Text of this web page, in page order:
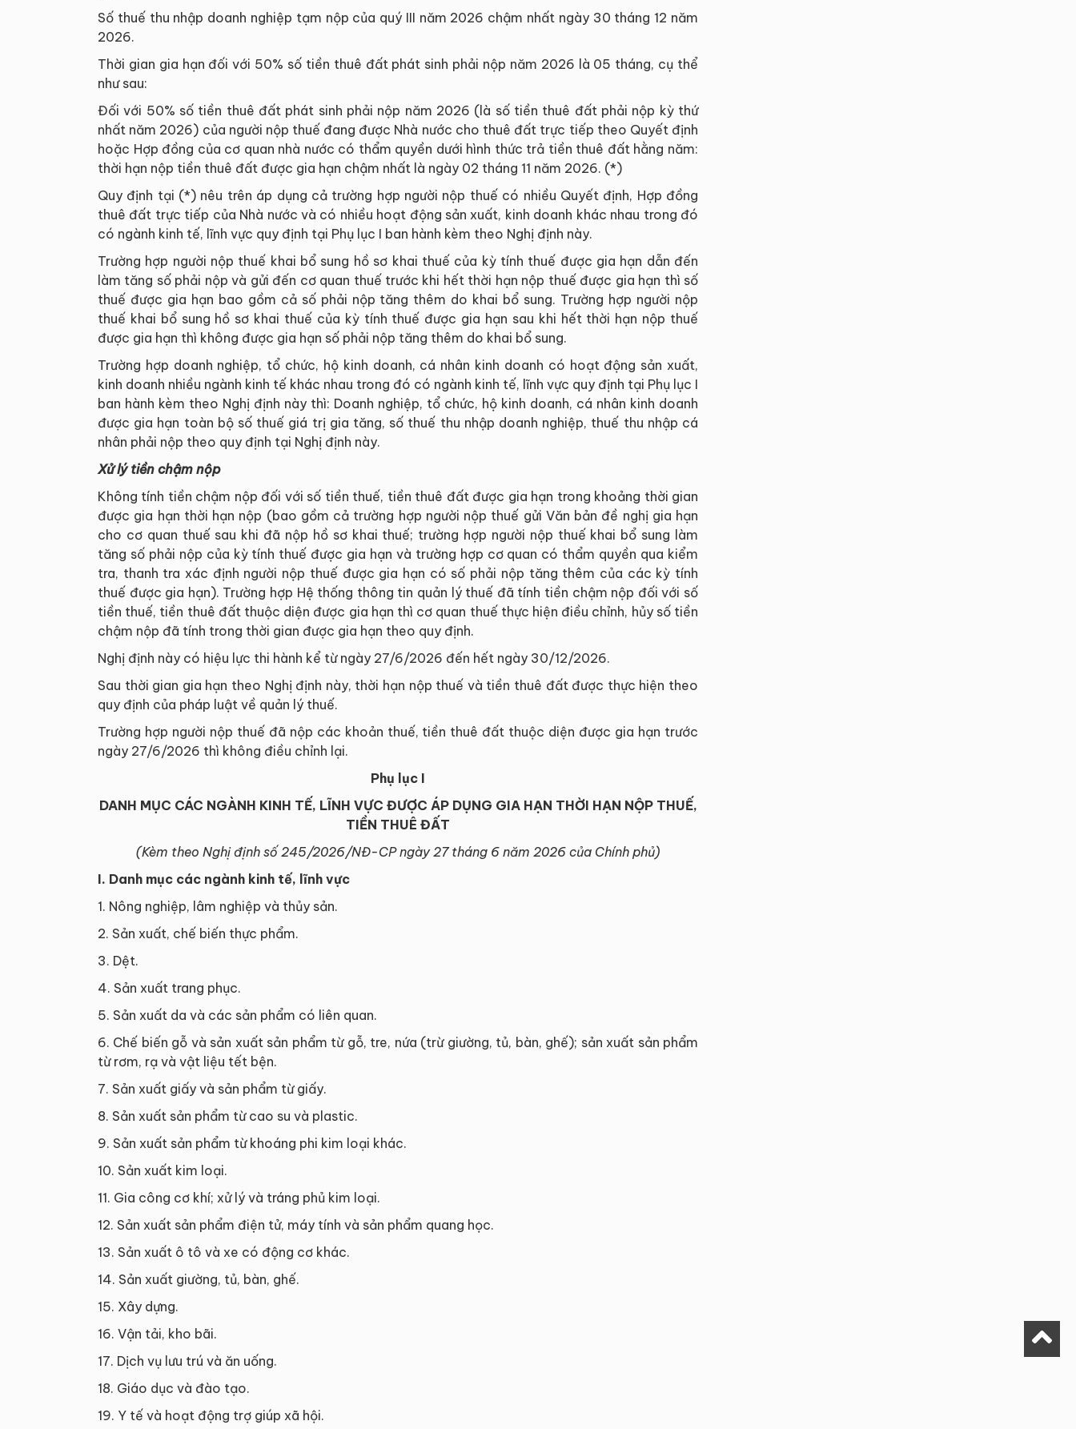
Số thuế thu nhập doanh nghiệp tạm nộp của quý III năm 2026 chậm nhất ngày 30 tháng 12 năm
2026.
Thời gian gia hạn đối với 50% số tiền thuê đất phát sinh phải nộp năm 2026 là 05 tháng, cụ thể
như sau:
Đối với 50% số tiền thuê đất phát sinh phải nộp năm 2026 (là số tiền thuê đất phải nộp kỳ thứ
nhất năm 2026) của người nộp thuế đang được Nhà nước cho thuê đất trực tiếp theo Quyết định
hoặc Hợp đồng của cơ quan nhà nước có thẩm quyền dưới hình thức trả tiền thuê đất hằng năm:
thời hạn nộp tiền thuê đất được gia hạn chậm nhất là ngày 02 tháng 11 năm 2026. (*)
Quy định tại (*) nêu trên áp dụng cả trường hợp người nộp thuế có nhiều Quyết định, Hợp đồng
thuê đất trực tiếp của Nhà nước và có nhiều hoạt động sản xuất, kinh doanh khác nhau trong đó
có ngành kinh tế, lĩnh vực quy định tại Phụ lục I ban hành kèm theo Nghị định này.
Trường hợp người nộp thuế khai bổ sung hồ sơ khai thuế của kỳ tính thuế được gia hạn dẫn đến
làm tăng số phải nộp và gửi đến cơ quan thuế trước khi hết thời hạn nộp thuế được gia hạn thì số
thuế được gia hạn bao gồm cả số phải nộp tăng thêm do khai bổ sung. Trường hợp người nộp
thuế khai bổ sung hồ sơ khai thuế của kỳ tính thuế được gia hạn sau khi hết thời hạn nộp thuế
được gia hạn thì không được gia hạn số phải nộp tăng thêm do khai bổ sung.
Trường hợp doanh nghiệp, tổ chức, hộ kinh doanh, cá nhân kinh doanh có hoạt động sản xuất,
kinh doanh nhiều ngành kinh tế khác nhau trong đó có ngành kinh tế, lĩnh vực quy định tại Phụ lục I
ban hành kèm theo Nghị định này thì: Doanh nghiệp, tổ chức, hộ kinh doanh, cá nhân kinh doanh
được gia hạn toàn bộ số thuế giá trị gia tăng, số thuế thu nhập doanh nghiệp, thuế thu nhập cá
nhân phải nộp theo quy định tại Nghị định này.
Xử lý tiền chậm nộp
Không tính tiền chậm nộp đối với số tiền thuế, tiền thuê đất được gia hạn trong khoảng thời gian
được gia hạn thời hạn nộp (bao gồm cả trường hợp người nộp thuế gửi Văn bản đề nghị gia hạn
cho cơ quan thuế sau khi đã nộp hồ sơ khai thuế; trường hợp người nộp thuế khai bổ sung làm
tăng số phải nộp của kỳ tính thuế được gia hạn và trường hợp cơ quan có thẩm quyền qua kiểm
tra, thanh tra xác định người nộp thuế được gia hạn có số phải nộp tăng thêm của các kỳ tính
thuế được gia hạn). Trường hợp Hệ thống thông tin quản lý thuế đã tính tiền chậm nộp đối với số
tiền thuế, tiền thuê đất thuộc diện được gia hạn thì cơ quan thuế thực hiện điều chỉnh, hủy số tiền
chậm nộp đã tính trong thời gian được gia hạn theo quy định.
Nghị định này có hiệu lực thi hành kể từ ngày 27/6/2026 đến hết ngày 30/12/2026.
Sau thời gian gia hạn theo Nghị định này, thời hạn nộp thuế và tiền thuê đất được thực hiện theo
quy định của pháp luật về quản lý thuế.
Trường hợp người nộp thuế đã nộp các khoản thuế, tiền thuê đất thuộc diện được gia hạn trước
ngày 27/6/2026 thì không điều chỉnh lại.
Phụ lục I
DANH MỤC CÁC NGÀNH KINH TẾ, LĨNH VỰC ĐƯỢC ÁP DỤNG GIA HẠN THỜI HẠN NỘP THUẾ,
TIỀN THUÊ ĐẤT
(Kèm theo Nghị định số 245/2026/NĐ-CP ngày 27 tháng 6 năm 2026 của Chính phủ)
I. Danh mục các ngành kinh tế, lĩnh vực
1. Nông nghiệp, lâm nghiệp và thủy sản.
2. Sản xuất, chế biến thực phẩm.
3. Dệt.
4. Sản xuất trang phục.
5. Sản xuất da và các sản phẩm có liên quan.
6. Chế biến gỗ và sản xuất sản phẩm từ gỗ, tre, nứa (trừ giường, tủ, bàn, ghế); sản xuất sản phẩm
từ rơm, rạ và vật liệu tết bện.
7. Sản xuất giấy và sản phẩm từ giấy.
8. Sản xuất sản phẩm từ cao su và plastic.
9. Sản xuất sản phẩm từ khoáng phi kim loại khác.
10. Sản xuất kim loại.
11. Gia công cơ khí; xử lý và tráng phủ kim loại.
12. Sản xuất sản phẩm điện tử, máy tính và sản phẩm quang học.
13. Sản xuất ô tô và xe có động cơ khác.
14. Sản xuất giường, tủ, bàn, ghế.
15. Xây dựng.
16. Vận tải, kho bãi.
17. Dịch vụ lưu trú và ăn uống.
18. Giáo dục và đào tạo.
19. Y tế và hoạt động trợ giúp xã hội.